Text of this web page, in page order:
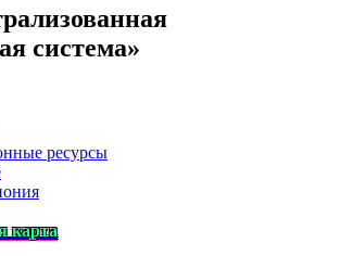
система»
ресурсы
карта